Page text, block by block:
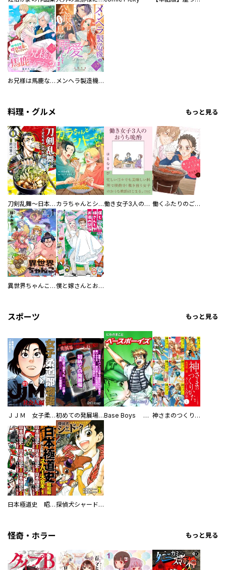
お兄様は馬鹿なんですか？～地味王女は婚約破棄に巻き込まれる～ メンヘラ製造機の公爵令息（過保護）が溺愛してきます
料理・グルメ もっと見る
刀剣乱舞～日本号つれづれ酒～ カラちゃんとシトーさんと、 【分冊版】 働き女子3人のおうち晩酌 働くふたりのごほうび飯
異世界ちゃんこ～横綱目前に召喚されたんだが～ 【連載版】 僕と嫁さんとお酒の関係
スポーツ もっと見る
ＪＪＭ 女子柔道部物語 社会人編 初めての発展場 【白抜き修正版】 Base Boys 新装版 神さまのつくりかた。スーパー大合本
日本極道史 昭和編 スーパー大合本 探偵犬シャードック（新装版）
怪奇・ホラー もっと見る